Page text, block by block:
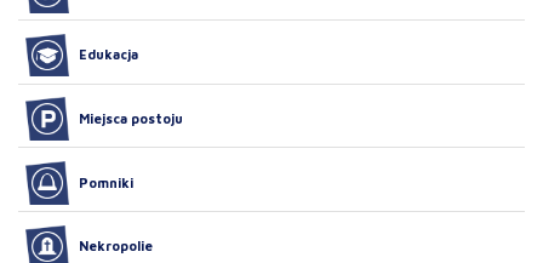
Edukacja
Miejsca postoju
Pomniki
Nekropolie